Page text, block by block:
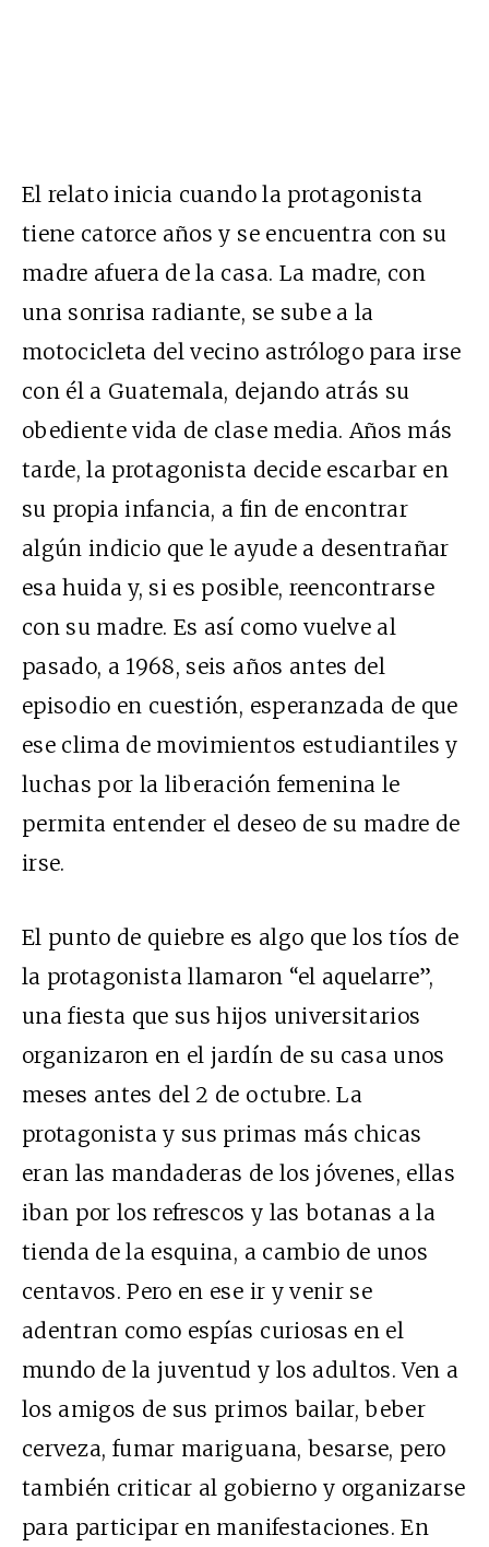
El relato inicia cuando la protagonista
tiene catorce años y se encuentra con su
madre afuera de la casa. La madre, con
una sonrisa radiante, se sube a la
motocicleta del vecino astrólogo para irse
con él a Guatemala, dejando atrás su
obediente vida de clase media. Años más
tarde, la protagonista decide escarbar en
su propia infancia, a fin de encontrar
algún indicio que le ayude a desentrañar
esa huida y, si es posible, reencontrarse
con su madre. Es así como vuelve al
pasado, a 1968, seis años antes del
episodio en cuestión, esperanzada de que
ese clima de movimientos estudiantiles y
luchas por la liberación femenina le
permita entender el deseo de su madre de
irse.
El punto de quiebre es algo que los tíos de
la protagonista llamaron “el aquelarre”,
una fiesta que sus hijos universitarios
organizaron en el jardín de su casa unos
meses antes del 2 de octubre. La
protagonista y sus primas más chicas
eran las mandaderas de los jóvenes, ellas
iban por los refrescos y las botanas a la
tienda de la esquina, a cambio de unos
centavos. Pero en ese ir y venir se
adentran como espías curiosas en el
mundo de la juventud y los adultos. Ven a
los amigos de sus primos bailar, beber
cerveza, fumar mariguana, besarse, pero
también criticar al gobierno y organizarse
para participar en manifestaciones. En